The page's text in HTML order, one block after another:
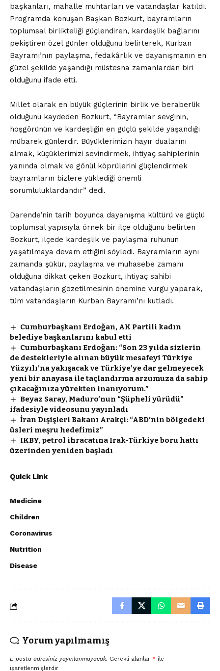
başkanları, mahalle muhtarları ve vatandaşlar katıldı.
Programda konuşan Başkan Bozkurt, bayramların
toplumsal birlikteliği güçlendiren, kardeşlik bağlarını
pekiştiren özel günler olduğunu belirterek, Kurban
Bayramı’nın paylaşma, fedakârlık ve dayanışmanın en
güzel şekilde yaşandığı müstesna zamanlardan biri
olduğunu ifade etti.
Millet olarak en büyük güçlerinin birlik ve beraberlik
olduğunu kaydeden Bozkurt, “Bayramlar sevginin,
hoşgörünün ve kardeşliğin en güçlü şekilde yaşandığı
mübarek günlerdir. Büyüklerimizin hayır dualarını
almak, küçüklerimizi sevindirmek, ihtiyaç sahiplerinin
yanında olmak ve gönül köprülerini güçlendirmek
bayramların bizlere yüklediği önemli
sorumluluklardandır” dedi.
Darende’nin tarih boyunca dayanışma kültürü ve güçlü
toplumsal yapısıyla örnek bir ilçe olduğunu belirten
Bozkurt, ilçede kardeşlik ve paylaşma ruhunun
yaşatılmaya devam ettiğini söyledi. Bayramların aynı
zamanda şükür, paylaşma ve muhasebe zamanı
olduğuna dikkat çeken Bozkurt, ihtiyaç sahibi
vatandaşların gözetilmesinin önemine vurgu yaparak,
tüm vatandaşların Kurban Bayramı’nı kutladı.
Cumhurbaşkanı Erdoğan, AK Partili kadın
belediye başkanlarını kabul etti
Cumhurbaşkanı Erdoğan: “Son 23 yılda sizlerin
de destekleriyle alınan büyük mesafeyi Türkiye
Yüzyılı’na yakışacak ve Türkiye’ye dar gelmeyecek
yeni bir anayasa ile taçlandırma arzumuza da sahip
çıkacağınıza yürekten inanıyorum.”
Beyaz Saray, Maduro’nun “Şüpheli yürüdü”
ifadesiyle videosunu yayınladı
İran Dışişleri Bakanı Arakçi: “ABD’nin bölgedeki
üsleri meşru hedefimiz”
IKBY, petrol ihracatına Irak-Türkiye boru hattı
üzerinden yeniden başladı
Quick Link
Medicine
Children
Coronavirus
Nutrition
Disease
Yorum yapılmamış
E-posta adresiniz yayınlanmayacak. Gerekli alanlar * ile
işaretlenmişlerdir